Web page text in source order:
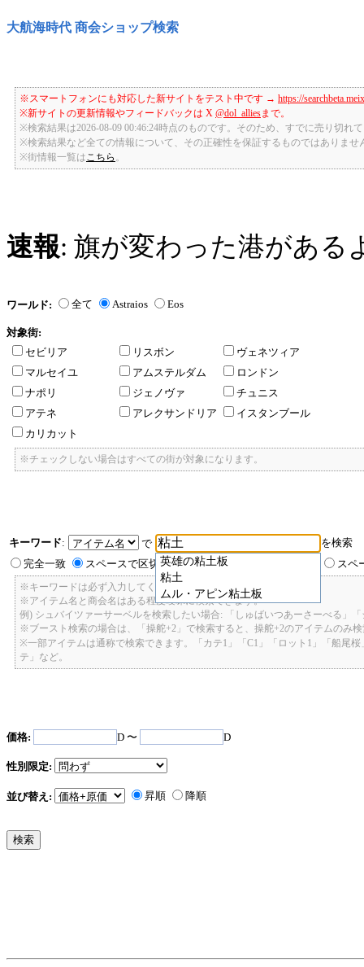
大航海時代 商会ショップ検索
※スマートフォンにも対応した新サイトをテスト中です → https://
※新サイトの更新情報やフィードバックは X @dol_alliesまで。
※検索結果は2026-08-09 00:46:24時点のものです。そのため、すでに売り切れ
※検索結果など全ての情報について、その正確性を保証するものではありませ
※街情報一覧は こちら
速報: 旗が変わった港がある
ワールド: 全て Astraios Eos
対象街:
セビリア
リスボン
ヴェネツィア
マルセイユ
アムステルダム
ロンドン
ナポリ
ジェノヴァ
チュニス
アテネ
アレクサンドリア
イスタンブール
カリカット
※チェックしない場合はすべての街が対象になります。
キーワード:
で
英雄の粘土板
粘土
ムル・アピン粘土板
を検索
完全一致
スペースで区切ったキーワードのいずれかを含む スペ
※キーワードは必ず入力してください。
※アイテム名と商会名はある程度曖昧に検索できます。
例) シュバイツァーサーベルを検索したい場合: 「しゅばいつあーさーべる」
※ブースト検索の場合は、「操舵+2」で検索すると、操舵+2のアイテムのみ
※一部アイテムは通称で検索できます。「カテ1」「C1」「ロット1」「船尾
テ」など。
価格: D 〜 D
性別限定:
並び替え: 昇順 降順